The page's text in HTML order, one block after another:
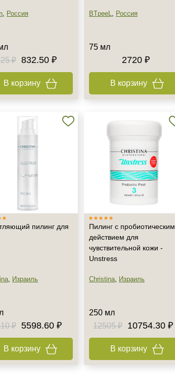
, Россия
₽ 832.50 ₽
В корзину
BTpeeL, Россия
75 мл
2720 ₽
В корзину
пилинг для
, Израиль
₽
5598.60 ₽
В корзину
Пилинг с пробиотическим
действием для
чувствительной кожи -
Unstress
Christina, Израиль
250 мл
12505 ₽
10754.30 ₽
В корзину